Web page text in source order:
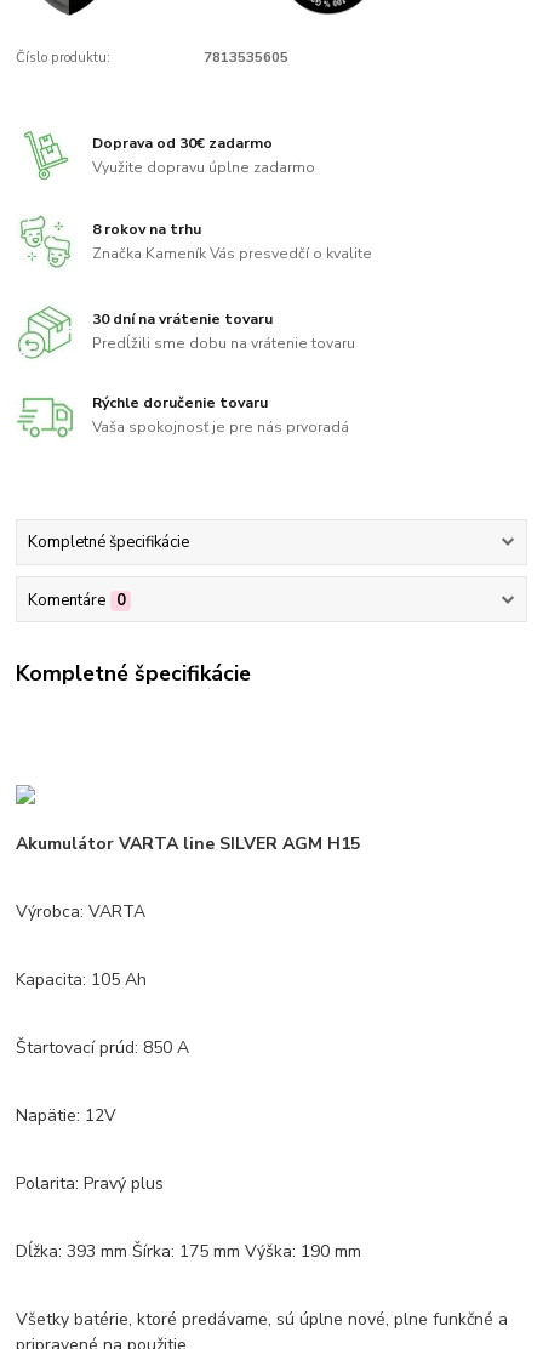
Číslo produktu: 7813535605
Doprava od 30€ zadarmo
Využite dopravu úplne zadarmo
8 rokov na trhu
Značka Kameník Vás presvedčí o kvalite
30 dní na vrátenie tovaru
Predĺžili sme dobu na vrátenie tovaru
Rýchle doručenie tovaru
Vaša spokojnosť je pre nás prvoradá
Kompletné špecifikácie
Komentáre 0
Kompletné špecifikácie
Akumulátor VARTA line SILVER AGM H15
Výrobca: VARTA
Kapacita: 105 Ah
Štartovací prúd: 850 A
Napätie: 12V
Polarita: Pravý plus
Dĺžka: 393 mm Šírka: 175 mm Výška: 190 mm
Všetky batérie, ktoré predávame, sú úplne nové, plne funkčné a